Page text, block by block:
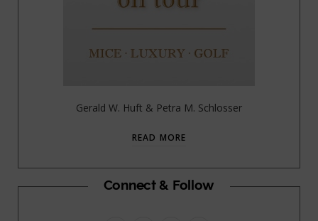
Gerald W. Huft & Petra M. Schlosser
READ MORE
Connect & Follow